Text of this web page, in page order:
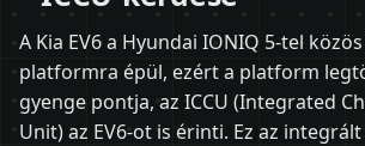
A Kia EV6 a Hyundai IONIQ 5-tel közös
platformra épül, ezért a platform
gyenge pontja, az ICCU (Integrated
Unit) az EV6-ot is érinti. Ez az